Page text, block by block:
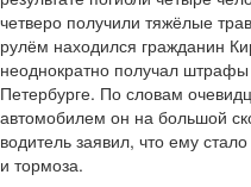
четверо получили тяжёлые
рулём находился гражданин
неоднократно получал
Петербурге. По словам
автомобилем он на большой
водитель заявил, что ему
и тормоза.